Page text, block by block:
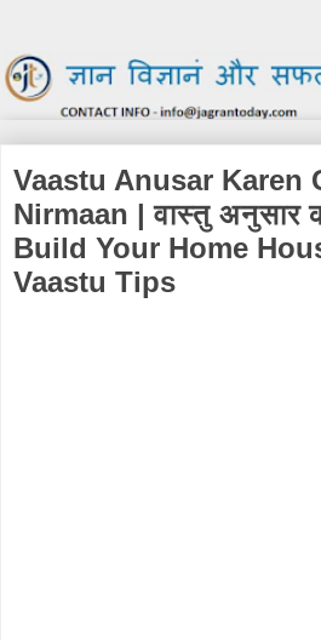
Vaastu Anusar Karen
Nirmaan | वास्तु अनुसार
Build Your Home
Vaastu Tips